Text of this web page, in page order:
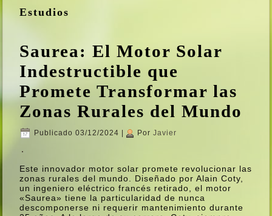
Estudios
Saurea: El Motor Solar
Indestructible que
Promete Transformar las
Zonas Rurales del Mundo
Publicado 03/12/2024 Por Javier
Este innovador motor solar promete revolucionar las
zonas rurales del mundo. Diseñado por Alain Coty,
un ingeniero eléctrico francés retirado, el motor
«Saurea» tiene la particularidad de nunca
descomponerse ni requerir mantenimiento durante